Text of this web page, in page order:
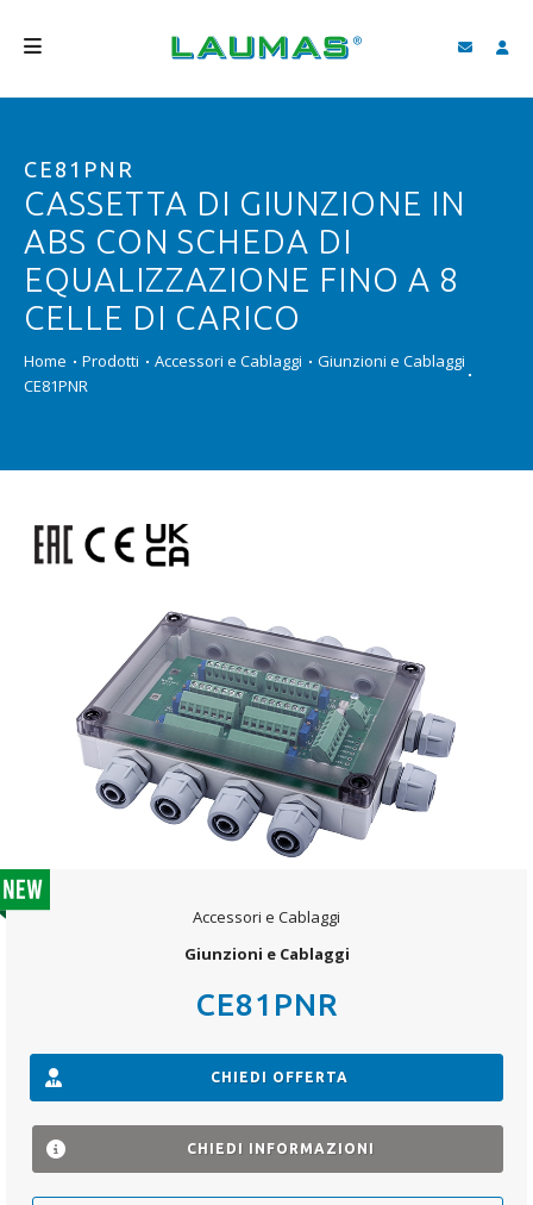
PRODOTTI
SERVIZI
ASSISTENZA E DOWNLOAD
VIDEO
BLOG
CERCA
ITALIANO
CE81PNR
CASSETTA DI GIUNZIONE IN
ABS CON SCHEDA DI
EQUALIZZAZIONE FINO A 8
CELLE DI CARICO
Home Prodotti Accessori e Cablaggi
Giunzioni e Cablaggi
CE81PNR
Accessori e Cablaggi
Giunzioni e Cablaggi
CE81PNR
CHIEDI OFFERTA
CHIEDI INFORMAZIONI